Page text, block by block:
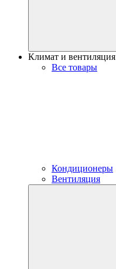
Климат и вентиляция
Все товары
Кондиционеры
Вентиляция